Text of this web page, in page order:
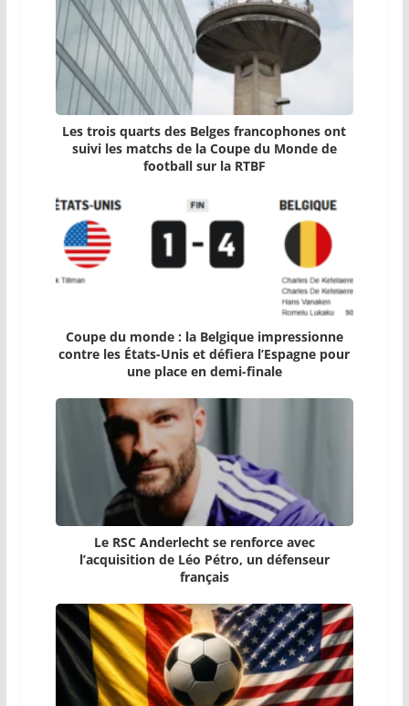
Les trois quarts des Belges francophones ont
suivi les matchs de la Coupe du Monde de
football sur la RTBF
Coupe du monde : la Belgique impressionne
contre les États-Unis et défiera l’Espagne pour
une place en demi-finale
Le RSC Anderlecht se renforce avec
l’acquisition de Léo Pétro, un défenseur
français